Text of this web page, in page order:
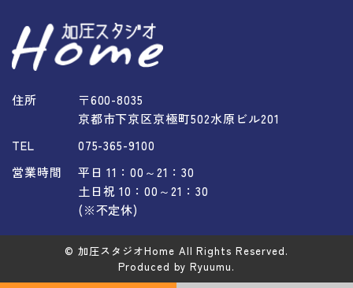
住所
〒600-8035
京都市下京区京極町502水原ビル201
TEL
075-365-9100
営業時間
平日 11：00～21：30
土日祝 10：00～21：30
(※不定休)
© 加圧スタジオHome All Rights Reserved.
Produced by Ryuumu.